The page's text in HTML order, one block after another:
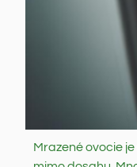
Mrazené ovocie